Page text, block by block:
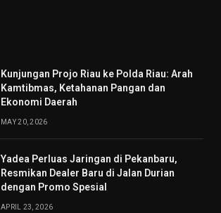
Kunjungan Projo Riau ke Polda Riau: Arah
Kamtibmas, Ketahanan Pangan dan
Ekonomi Daerah
MAY 20, 2026
Yadea Perluas Jaringan di Pekanbaru,
Resmikan Dealer Baru di Jalan Durian
dengan Promo Spesial
APRIL 23, 2026